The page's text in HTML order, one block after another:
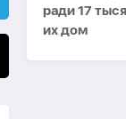
ради 17
их дом